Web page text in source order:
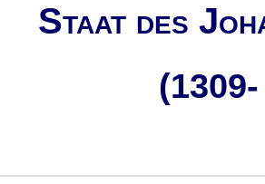
Staat des